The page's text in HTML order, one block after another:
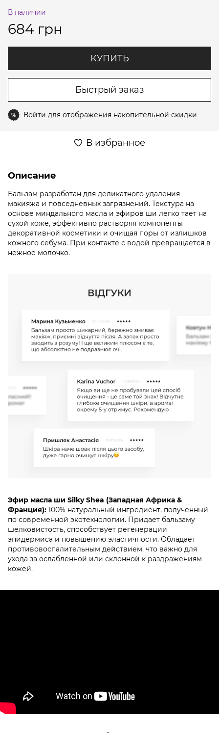
В наличии
684 грн
КУПИТЬ
Быстрый заказ
% Войти для отображения накопительной скидки
В избранное
Описание
Бальзам разработан для деликатного удаления
макияжа и повседневных загрязнений. Текстура на
основе миндального масла и эфиров ши легко тает на
сухой коже, эффективно растворяя компоненты
декоративной косметики и очищая поры от излишков
кожного себума. При контакте с водой превращается в
нежное молочко.
Эфир масла ши Silky Shea (Западная Африка &
Франция): 100% натуральный ингредиент, полученный
по современной экотехнологии. Придает бальзаму
шелковистость, способствует регенерации
эпидермиса и повышению эластичности. Обладает
противовоспалительным действием, что важно для
ухода за ослабленной или склонной к раздражениям
кожей.